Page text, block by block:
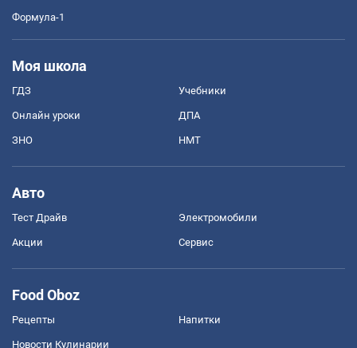
Формула-1
Моя школа
ГДЗ Учебники
Онлайн уроки ДПА
ЗНО НМТ
Авто
Тест Драйв Электромобили
Акции Сервис
Food Oboz
Рецепты Напитки
Новости Кулинарии